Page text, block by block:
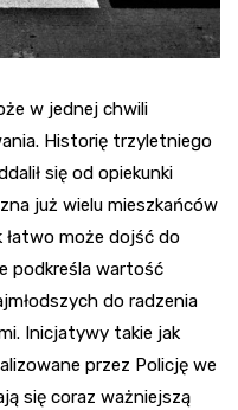
w jednej chwili
Historię trzyletniego
się od opiekunki
już wielu mieszkańców
łatwo może dojść do
podkreśla wartość
do radzenia
Inicjatywy takie jak
przez Policję we
się coraz ważniejszą